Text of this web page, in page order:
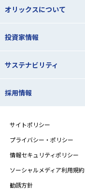
オリックスについて
投資家情報
サステナビリティ
採用情報
サイトポリシー
プライバシー・ポリシー
情報セキュリティポリシー
ソーシャルメディア利用規約
勧誘方針